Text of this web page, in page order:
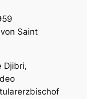
Saint
Djibri,
Caldeo